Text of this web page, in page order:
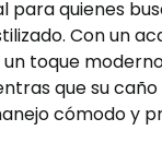
para quienes
Con un
toque
que su
cómodo y